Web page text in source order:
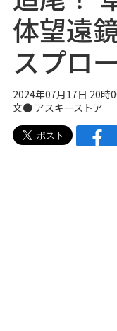
体望遠
スプロ
2024年07月17日 20時
文● アスキーストア